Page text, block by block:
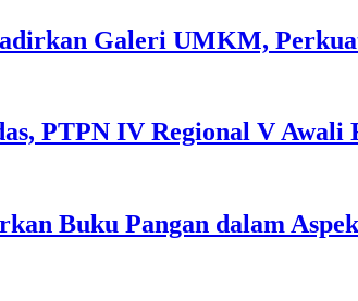
Galeri UMKM,
PTPN IV Regional V Awali
Buku Pangan dalam